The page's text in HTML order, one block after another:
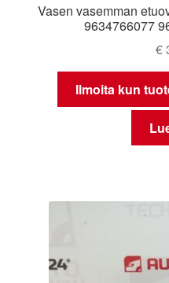
Vasen vasemman
9634766077
€
Ilmoita kun